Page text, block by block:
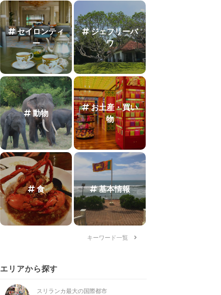
セイロンティ
ー
ジェフリーバ
ワ
動物
お土産・買い
物
食 基本情報
キーワード一覧
エリアから探す
スリランカ最大の国際都市